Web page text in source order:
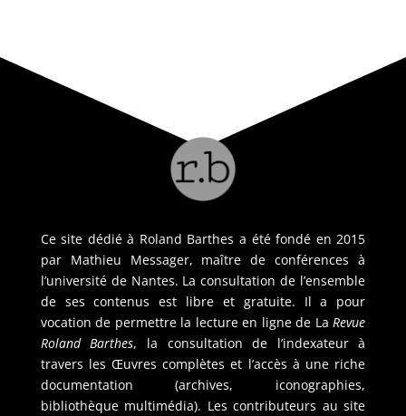
Ce site dédié à Roland Barthes a été fondé en 2015
par Mathieu Messager, maître de conférences à
l’université de Nantes. La consultation de l’ensemble
de ses contenus est libre et gratuite. Il a pour
vocation de permettre la lecture en ligne de LaRevue
Roland Barthes, la consultation de l’indexateur à
travers les Œuvres complètes et l’accès à une riche
documentation (archives, iconographies,
bibliothèque multimédia). Les contributeurs au site